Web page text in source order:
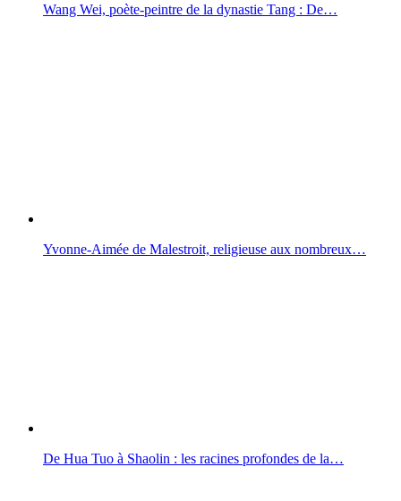
Wang Wei, poète-peintre de la dynastie Tang : De…
Yvonne-Aimée de Malestroit, religieuse aux nombreux…
De Hua Tuo à Shaolin : les racines profondes de la…